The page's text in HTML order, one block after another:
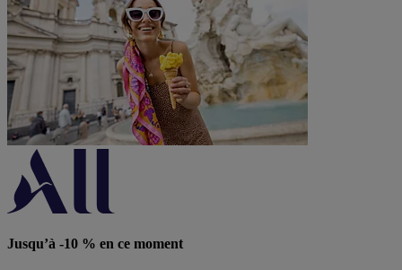
Jusqu’à -10 % en ce moment